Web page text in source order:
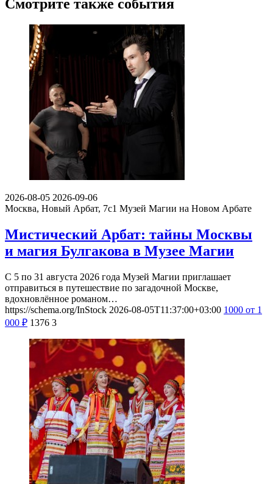
Смотрите также события
2026-08-05 2026-09-06
Москва, Новый Арбат, 7с1 Музей Магии на Новом Арбате
Мистический Арбат: тайны Москвы
и магия Булгакова в Музее Магии
С 5 по 31 августа 2026 года Музей Магии приглашает
отправиться в путешествие по загадочной Москве,
вдохновлённое романом…
https://schema.org/InStock 2026-08-05T11:37:00+03:00 1000 от 1
000 ₽ 1376 3